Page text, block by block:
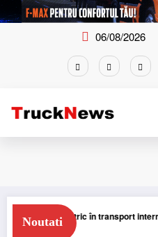
Skip
to
06/08/2026
Noutati
electric în transport internațional